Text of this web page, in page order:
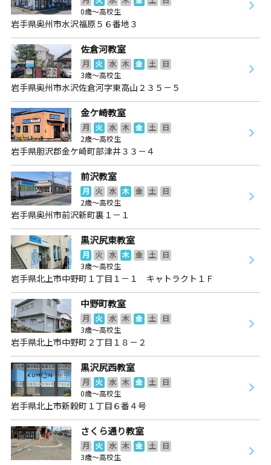
0歳～高校生
岩手県奥州市水沢福原５６番地３
佐倉河教室
月 火 水 木 金 土
日
3歳～高校生
岩手県奥州市水沢佐倉河字東高山２３５－５
金ケ崎教室
月 火 水 木 金 土
日
2歳～高校生
岩手県胆沢郡金ケ崎町部津井３３－４
前沢教室
月 火 水 木 金 土
日
2歳～高校生
岩手県奥州市前沢新町裏１－１
黒沢尻東教室
月 火 水 木 金 土
日
3歳～高校生
岩手県北上市中野町１丁目１－１ キャトラクト１Ｆ
中野町教室
月 火 水 木 金 土
日
3歳～高校生
岩手県北上市中野町２丁目１８－２
黒沢尻西教室
月 火 水 木 金 土
日
0歳～高校生
岩手県北上市新穀町１丁目６番４号
さくら通り教室
月 火 水 木 金 土
日
3歳～高校生